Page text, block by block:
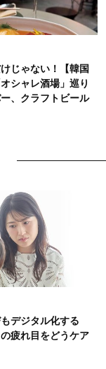
じゃない！【韓国
シャレ酒場」巡り
ー、クラフトビール
デジタル化する
疲れ目をどうケア